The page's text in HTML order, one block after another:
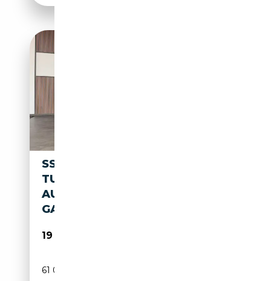
SSANGYONG MUSSO 2.2
TURBO E-XDI 4WD -
AUTOMATIQUE - 1ERPRO -
GARANTIE 12MOIS
19 990€
61 000 km